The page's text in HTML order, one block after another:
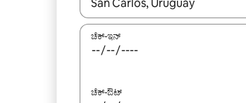
ಚೆಕ್-ಇನ್
ಚೆಕ್-ಔಟ್